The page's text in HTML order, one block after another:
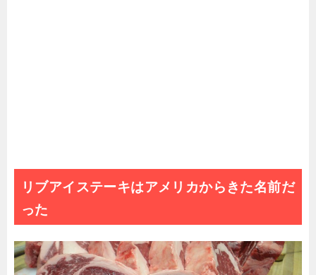
リブアイステーキはアメリカからきた名前だ
った